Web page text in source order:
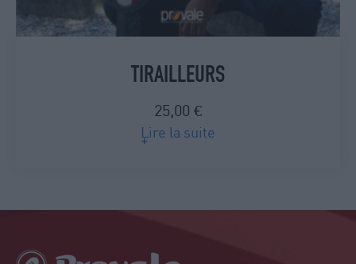
TIRAILLEURS
25,00 €
Lire la suite